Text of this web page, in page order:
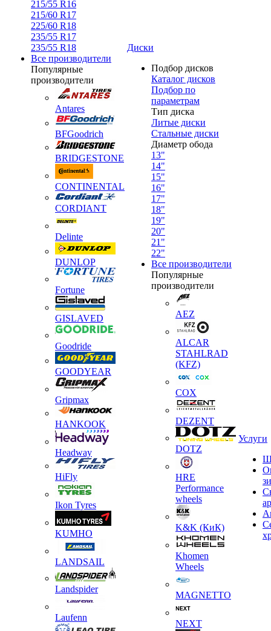
215/55 R16
215/60 R17
225/60 R18
235/55 R17
235/55 R18
Все производители
Популярные
производители
Antares
BFGoodrich
BRIDGESTONE
CONTINENTAL
CORDIANT
Delinte
DUNLOP
Fortune
GISLAVED
Goodride
GOODYEAR
Gripmax
HANKOOK
Headway
HiFly
Ikon Tyres
KUMHO
LANDSAIL
Landspider
Laufenn
Диски
Подбор дисков
Каталог дисков
Подбор по
параметрам
Тип диска
Литые диски
Стальные диски
Диаметр обода
13"
14"
15"
16"
17"
18"
19"
20"
21"
22"
Все производители
Популярные
производители
AEZ
ALCAR
STAHLRAD
(KFZ)
COX
DEZENT
DOTZ
HRE
Performance
wheels
K&K (КиК)
Khomen
Wheels
MAGNETTO
NEXT
Услуги